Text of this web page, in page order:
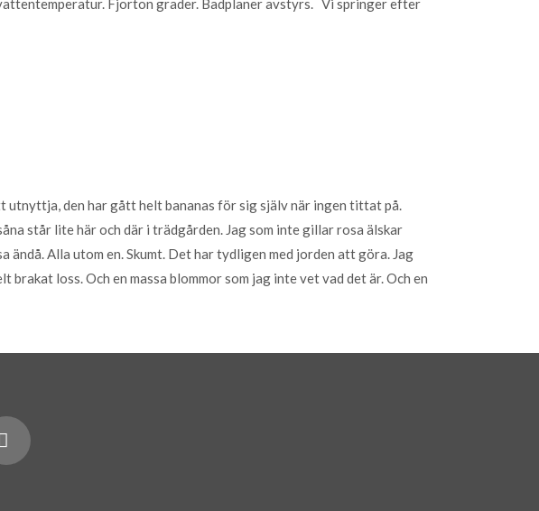
Fjorton grader. Badplaner avstyrs. Vi springer efter
den har gått helt bananas för sig själv när ingen tittat på.
står lite här och där i trädgården. Jag som inte gillar rosa älskar
Alla utom en. Skumt. Det har tydligen med jorden att göra. Jag
loss. Och en massa blommor som jag inte vet vad det är. Och en